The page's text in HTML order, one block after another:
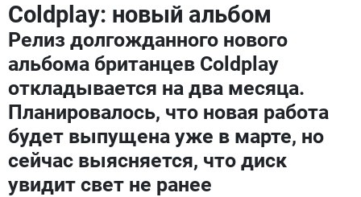
Coldplay: новый альбом
Релиз долгожданного нового
альбома британцев Coldplay
откладывается на два месяца.
Планировалось, что новая работа
будет выпущена уже в марте, но
сейчас выясняется, что диск
увидит свет не ранее